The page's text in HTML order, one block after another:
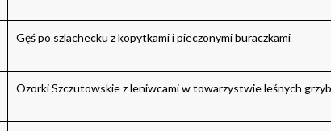
Gęś po szlachecku z kopytkami i pieczonymi buraczkami
Ozorki Szczutowskie z leniwcami w towarzystwie leśnych